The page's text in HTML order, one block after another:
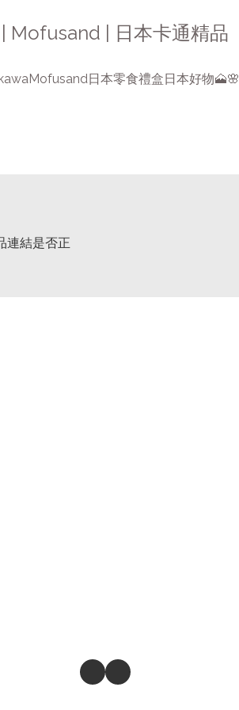
Mofusand | 日本卡通精品
Mofusand日本零食禮盒日本好物🗻🌸
連結是否正